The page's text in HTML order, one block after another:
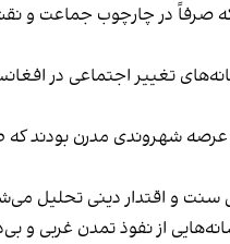
بلکه صرفاً در چارچوب جماعت
تغییر اجتماعی در
شهروندی مدرن بودند که
سنت و اقتدار دینی تحلیل
از نفوذ تمدن غربی و